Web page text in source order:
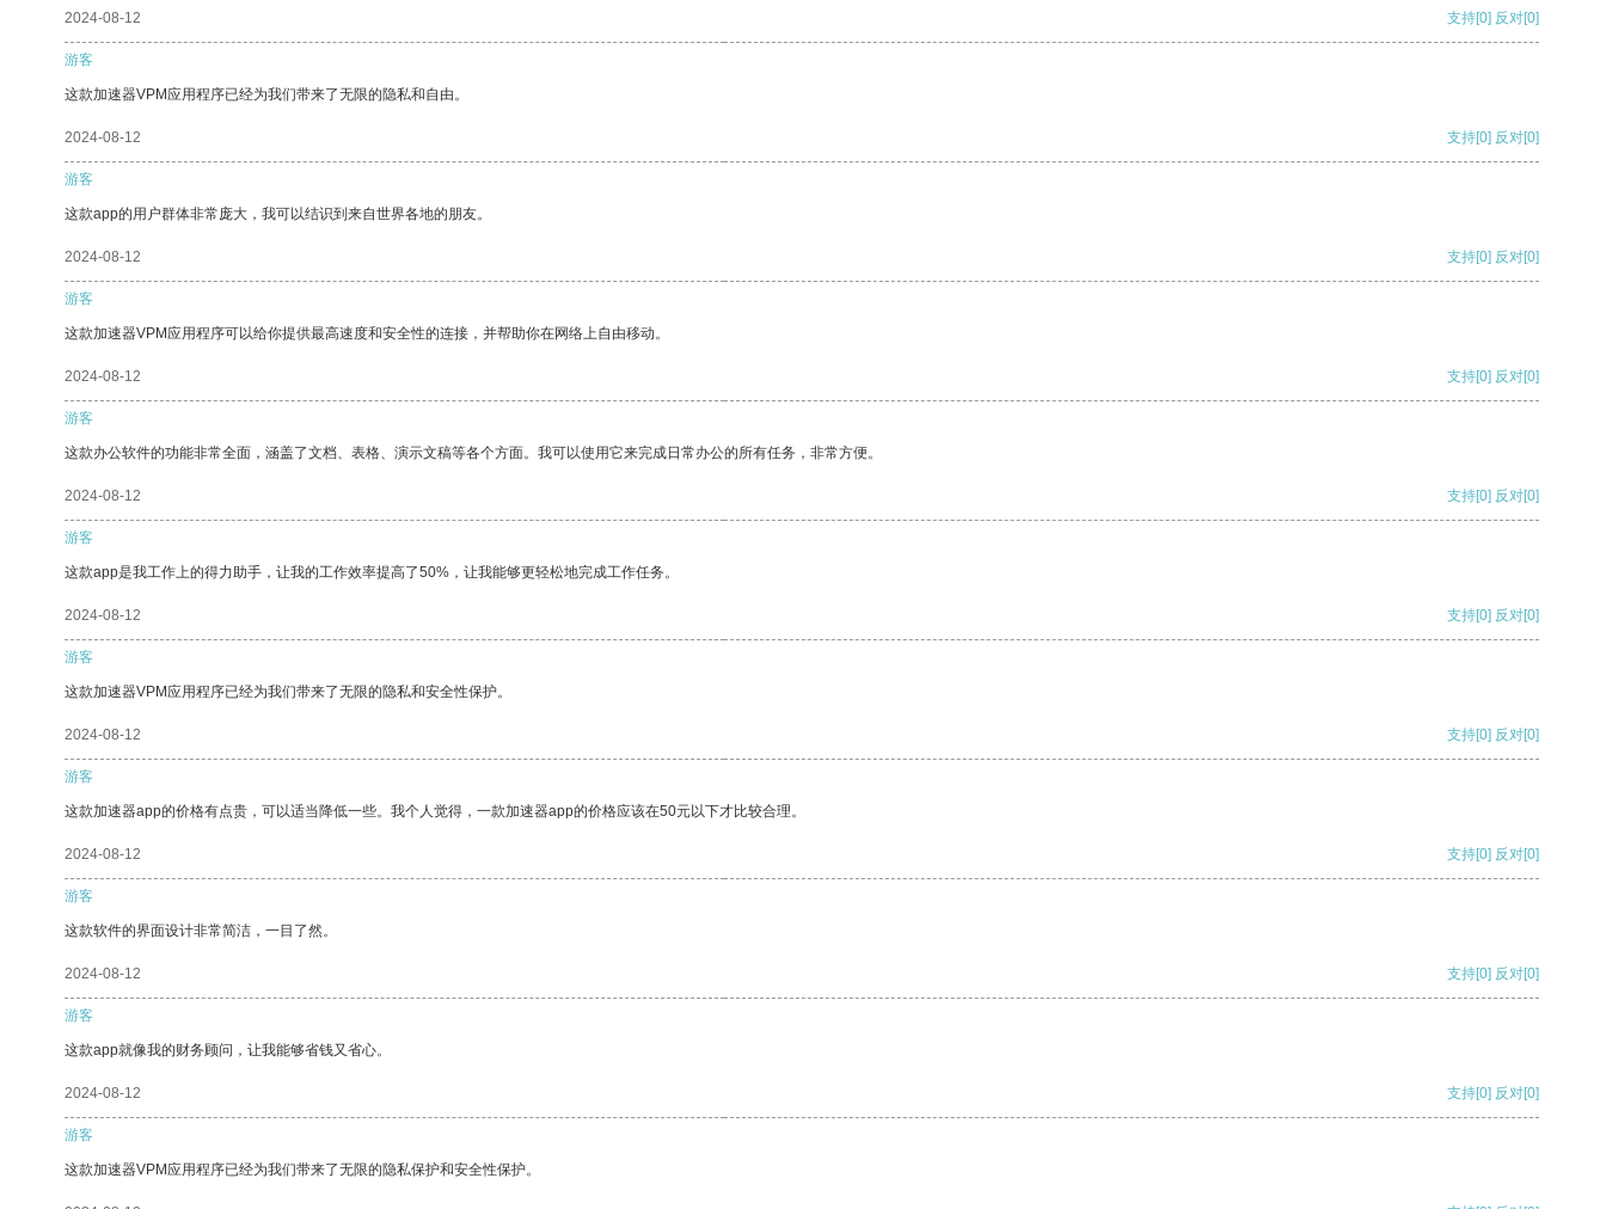
2024-08-12 支持[0] 反对[0]
游客
这款加速器VPM应用程序已经为我们带来了无限的隐私和自由。
2024-08-12 支持[0] 反对[0]
游客
这款app的用户群体非常庞大，我可以结识到来自世界各地的朋友。
2024-08-12 支持[0] 反对[0]
游客
这款加速器VPM应用程序可以给你提供最高速度和安全性的连接，并帮助你在网络上自由移动。
2024-08-12 支持[0] 反对[0]
游客
这款办公软件的功能非常全面，涵盖了文档、表格、演示文稿等各个方面。我可以使用它来完成日常办公的所有任务，非常方便。
2024-08-12 支持[0] 反对[0]
游客
这款app是我工作上的得力助手，让我的工作效率提高了50%，让我能够更轻松地完成工作任务。
2024-08-12 支持[0] 反对[0]
游客
这款加速器VPM应用程序已经为我们带来了无限的隐私和安全性保护。
2024-08-12 支持[0] 反对[0]
游客
这款加速器app的价格有点贵，可以适当降低一些。我个人觉得，一款加速器app的价格应该在50元以下才比较合理。
2024-08-12 支持[0] 反对[0]
游客
这款软件的界面设计非常简洁，一目了然。
2024-08-12 支持[0] 反对[0]
游客
这款app就像我的财务顾问，让我能够省钱又省心。
2024-08-12 支持[0] 反对[0]
游客
这款加速器VPM应用程序已经为我们带来了无限的隐私保护和安全性保护。